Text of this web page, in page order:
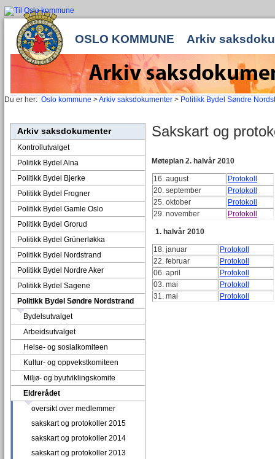
OSLO KOMMUNE Arkiv
Du er her: Oslo kommune >Arkiv saksdokumenter > Politikk Bydel Søndre
Arkiv saksdokumenter
Kontrollutvalget
Politikk Bydel Alna
Politikk Bydel Bjerke
Politikk Bydel Frogner
Politikk Bydel Gamle Oslo
Politikk Bydel Grorud
Politikk Bydel Grünerløkka
Politikk Bydel Nordstrand
Politikk Bydel Nordre Aker
Politikk Bydel Sagene
Politikk Bydel Søndre Nordstrand
Bydelsutvalget
Arbeidsutvalget
Helse- og sosialkomiteen
Kultur- og oppvekstkomiteen
Miljø- og byutviklingskomite
Eldrerådet
oversikt over medlemmer
sakskart og protokoller 2015
sakskart og protokoller 2014
sakskart og protokoller 2013
Sakskart og
Møteplan 2. halvår 2010
16. august
Protokoll
20. september
Protokoll
25. oktober
Protokoll
29. november
Protokoll
1. halvår 2010
18. januar
Protokoll
22. februar
Protokoll
06. april
Protokoll
03. mai
Protokoll
31. mai
Protokoll